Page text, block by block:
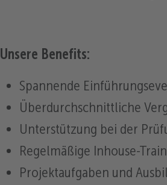
Unsere Benefits:
Spannende
Überdurchschnittliche
Unterstützung bei der
Regelmäßige Inhouse-
Projektaufgaben und